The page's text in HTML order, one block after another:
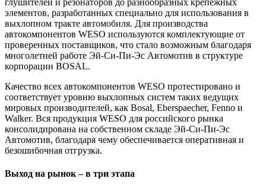
элементов, разработанных специально для использования в
выхлопном тракте автомобиля. Для производства
автокомпонентов WESO используются комплектующие от
проверенных поставщиков, что стало возможным благодаря
многолетней работе Эй-Си-Пи-Эс Автомотив в структуре
корпорации BOSAL.
Качество всех автокомпонентов WESO протестировано и
соответствует уровню выхлопных систем таких ведущих
мировых производителей, как Bosal, Eberspaecher, Fenno и
Walker. Вся продукция WESO для российского рынка
консолидирована на собственном складе Эй-Си-Пи-Эс
Автомотив, благодаря чему обеспечивается оперативная и
безошибочная отгрузка.
Выход на рынок – в три этапа